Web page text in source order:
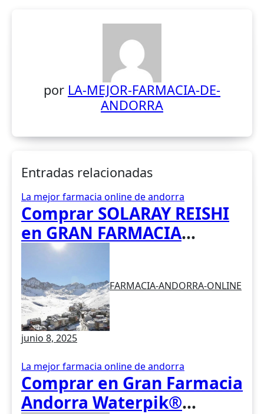
por LA-MEJOR-FARMACIA-DE-
ANDORRA
Entradas relacionadas
La mejor farmacia online de andorra
Comprar SOLARAY REISHI
en GRAN FARMACIA
ANDORRA. El hongo Reishi,
cuyo nombre científico es
Ganoderma lucidum, es un
hongo medicinal utilizado
desde hace siglos en la
medicina tradicional
asiática
FARMACIA-ANDORRA-ONLINE
junio 8, 2025
La mejor farmacia online de andorra
Comprar en Gran Farmacia
Andorra Waterpik®